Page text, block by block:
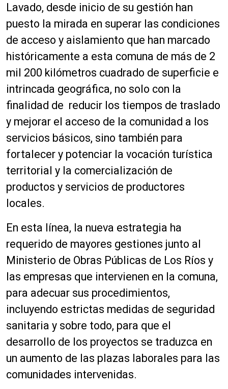
Lavado, desde inicio de su gestión han
puesto la mirada en superar las condiciones
de acceso y aislamiento que han marcado
históricamente a esta comuna de más de 2
mil 200 kilómetros cuadrado de superficie e
intrincada geográfica, no solo con la
finalidad de reducir los tiempos de traslado
y mejorar el acceso de la comunidad a los
servicios básicos, sino también para
fortalecer y potenciar la vocación turística
territorial y la comercialización de
productos y servicios de productores
locales.
En esta línea, la nueva estrategia ha
requerido de mayores gestiones junto al
Ministerio de Obras Públicas de Los Ríos y
las empresas que intervienen en la comuna,
para adecuar sus procedimientos,
incluyendo estrictas medidas de seguridad
sanitaria y sobre todo, para que el
desarrollo de los proyectos se traduzca en
un aumento de las plazas laborales para las
comunidades intervenidas.